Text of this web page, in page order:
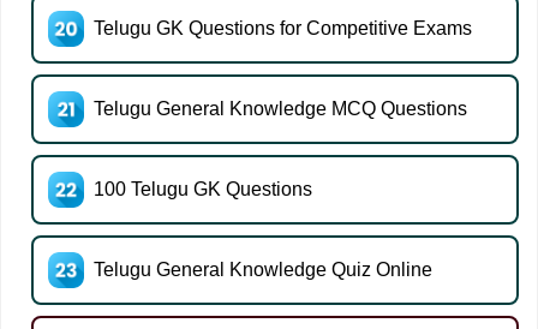
Telugu GK Questions for Competitive Exams
Telugu General Knowledge MCQ Questions
100 Telugu GK Questions
Telugu General Knowledge Quiz Online